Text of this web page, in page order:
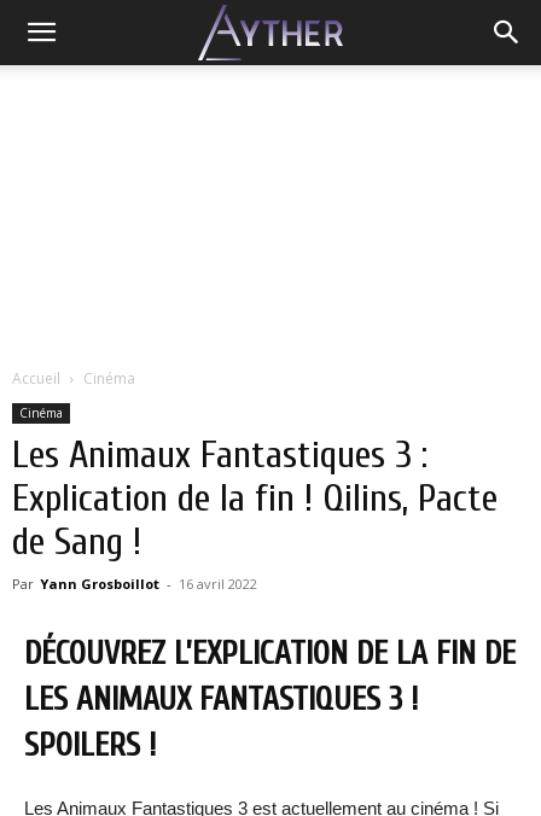
Accueil Cinéma
Cinéma
Les Animaux Fantastiques 3 :
Explication de la fin ! Qilins, Pacte
de Sang !
Par Yann Grosboillot - 16 avril 2022
DÉCOUVREZ L’EXPLICATION DE LA FIN DE
LES ANIMAUX FANTASTIQUES 3 !
SPOILERS !
Les Animaux Fantastiques 3 est actuellement au cinéma ! Si